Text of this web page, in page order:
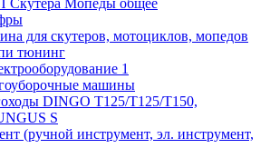
Скутера Мопеды общее
для скутеров, мотоциклов, мопедов
тюнинг
1
машины
DINGO T125/T125/T150,
S
(ручной инструмент, эл. инструмент,